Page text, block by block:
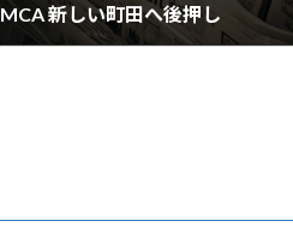
MCA 新しい町田へ後押し